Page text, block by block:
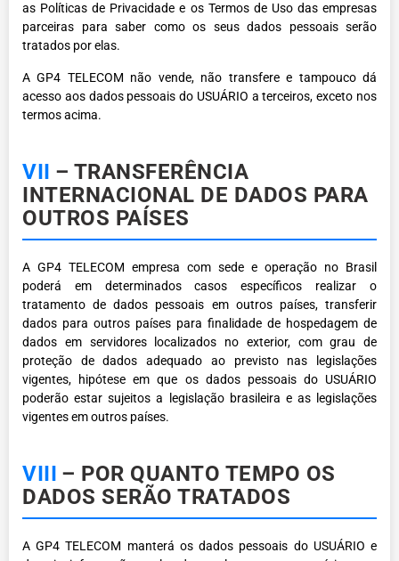
as Políticas de Privacidade e os Termos de Uso das empresas
parceiras para saber como os seus dados pessoais serão
tratados por elas.
A GP4 TELECOM não vende, não transfere e tampouco dá
acesso aos dados pessoais do USUÁRIO a terceiros, exceto nos
termos acima.
VII – TRANSFERÊNCIA
INTERNACIONAL DE DADOS PARA
OUTROS PAÍSES
A GP4 TELECOM empresa com sede e operação no Brasil
poderá em determinados casos específicos realizar o
tratamento de dados pessoais em outros países, transferir
dados para outros países para finalidade de hospedagem de
dados em servidores localizados no exterior, com grau de
proteção de dados adequado ao previsto nas legislações
vigentes, hipótese em que os dados pessoais do USUÁRIO
poderão estar sujeitos a legislação brasileira e as legislações
vigentes em outros países.
VIII – POR QUANTO TEMPO OS
DADOS SERÃO TRATADOS
A GP4 TELECOM manterá os dados pessoais do USUÁRIO e